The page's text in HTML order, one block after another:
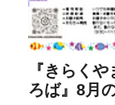
『きらく
ろば』8月